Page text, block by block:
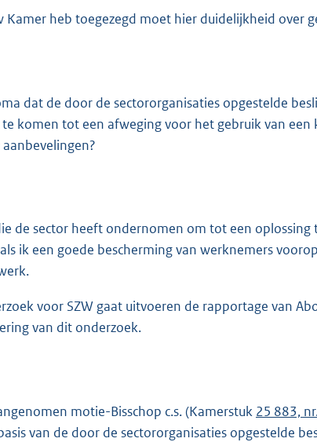
Kamer heb toegezegd moet hier duidelijkheid over
dat de door de sectororganisaties opgestelde
komen tot een afweging voor het gebruik van een
de sector heeft ondernomen om tot een
ik een goede bescherming van werknemers
voor SZW gaat uitvoeren de rapportage van
van dit onderzoek.
motie-Bisschop c.s. (Kamerstuk 25 883,
van de door de sectororganisaties opgestelde